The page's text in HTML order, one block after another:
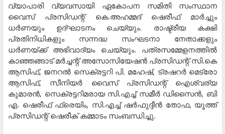
വ്യാപാരി വ്യവസായി ഏകോപന സമിതി സംസ്ഥാന
വൈസ് പ്രസിഡന്റ് കെ.അഹമ്മദ് ഷെരീഫ് മാര്‍ച്ചും
ധര്‍ണയും ഉദ്ഘാടനം ചെയ്യും. രാഷ്ട്രീയ കക്ഷി
പ്രതിനിധികളും സന്നദ്ധ സംഘടനാ നേതാക്കളും
ധര്‍ണയ്ക്ക് അഭിവാദ്യം ചെയ്യും. പത്രസമ്മേളനത്തില്‍
കാഞ്ഞങ്ങാട് മര്‍ച്ചന്റ് അസോസിയേഷന്‍ പ്രസിഡന്റ് സി.കെ
ആസിഫ്, ജനറല്‍ സെക്രട്ടറി പി. മഹേഷ്, ട്രഷറര്‍ മെട്രോ
ആസിഫ്, സീനിയര്‍ വൈസ് പ്രസിഡന്റ് ഐശ്വര്യ
കുമാരന്‍, സെക്രട്ടറിമരായ സി.എച്ച് സമീര്‍ ഡിസൈന്‍, ബി
എ. ഷെരീഫ് ഫ്രെയിം, സി.എച്ച് ഷര്‍ഫുദ്ദീന്‍ തോഫ, യൂത്ത്
പ്രസിഡന്റ് ഷെരീക് കമ്മാടം സംബന്ധിച്ചു.